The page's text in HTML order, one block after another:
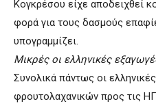
Κογκρέσου είχε αποδειχθεί
φορά για τους δασμούς
υπογραμμίζει.
Μικρές οι ελληνικές
Συνολικά πάντως οι
φρουτολαχανικών προς τις